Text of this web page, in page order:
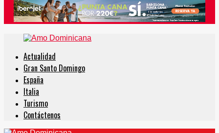
Actualidad
Gran Santo Domingo
España
Italia
Turismo
Contáctenos